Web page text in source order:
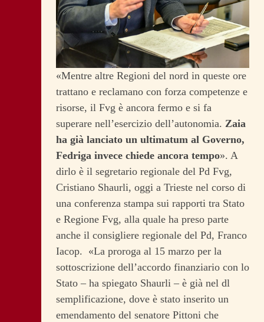
«Mentre altre Regioni del nord in queste ore
trattano e reclamano con forza competenze e
risorse, il Fvg è ancora fermo e si fa
superare nell’esercizio dell’autonomia. Zaia
ha già lanciato un ultimatum al Governo,
Fedriga invece chiede ancora tempo». A
dirlo è il segretario regionale del Pd Fvg,
Cristiano Shaurli, oggi a Trieste nel corso di
una conferenza stampa sui rapporti tra Stato
e Regione Fvg, alla quale ha preso parte
anche il consigliere regionale del Pd, Franco
Iacop. «La proroga al 15 marzo per la
sottoscrizione dell’accordo finanziario con lo
Stato – ha spiegato Shaurli – è già nel dl
semplificazione, dove è stato inserito un
emendamento del senatore Pittoni che